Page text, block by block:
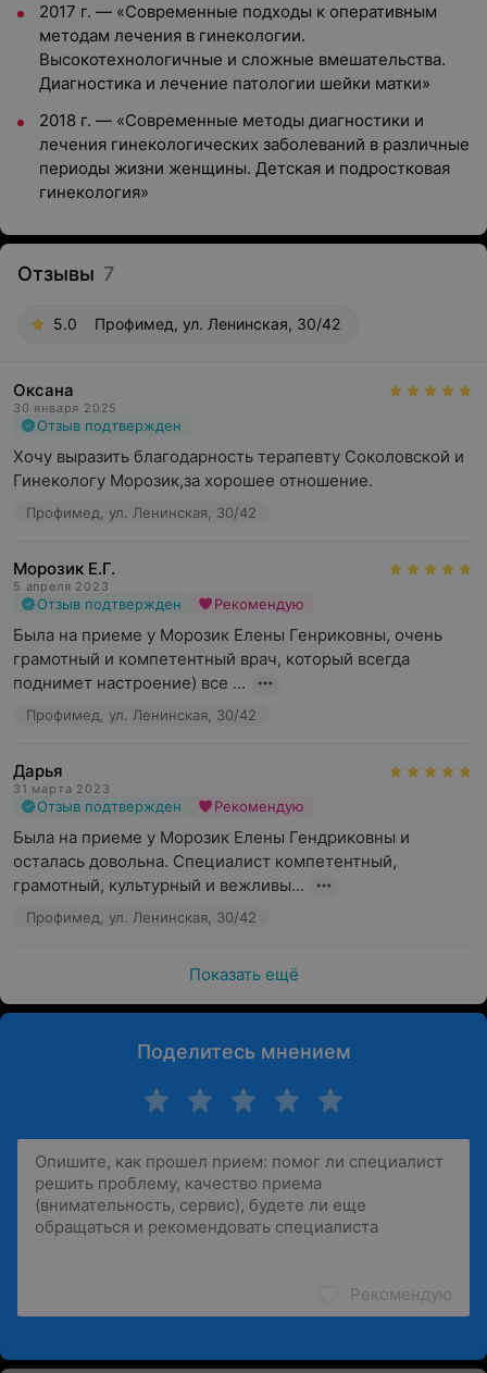
2017 г. — «Современные подходы к оперативным
методам лечения в гинекологии.
Высокотехнологичные и сложные вмешательства.
Диагностика и лечение патологии шейки матки»
2018 г. — «Современные методы диагностики и
лечения гинекологических заболеваний в различные
периоды жизни женщины. Детская и подростковая
гинекология»
Отзывы 7
5.0 Профимед, ул. Ленинская, 30/42
Оксана
30 января 2025
Отзыв подтвержден
Хочу выразить благодарность терапевту Соколовской и
Гинекологу Морозик,за хорошее отношение.
Профимед, ул. Ленинская, 30/42
Морозик Е.Г.
5 апреля 2023
Отзыв подтвержден Рекомендую
Была на приеме у Морозик Елены Генриковны, очень
грамотный и компетентный врач, который всегда
поднимет настроение) все ...
Профимед, ул. Ленинская, 30/42
Дарья
31 марта 2023
Отзыв подтвержден Рекомендую
Была на приеме у Морозик Елены Гендриковны и
осталась довольна. Специалист компетентный,
грамотный, культурный и вежливы...
Профимед, ул. Ленинская, 30/42
Показать ещё
Поделитесь мнением
Рекомендую